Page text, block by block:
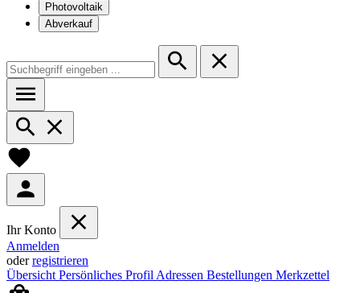
Photovoltaik
Abverkauf
Ihr Konto
Anmelden
oderregistrieren
Übersicht Persönliches Profil Adressen Bestellungen Merkzettel